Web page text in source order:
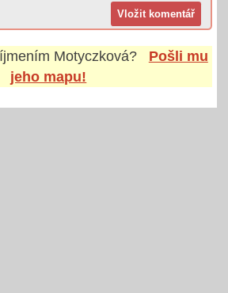
Motyczková?
Pošli mu
jeho mapu!